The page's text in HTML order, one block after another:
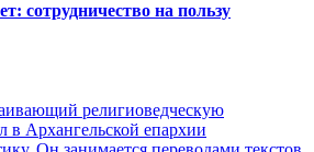
сотрудничество на пользу
религиоведческую
в Архангельской епархии